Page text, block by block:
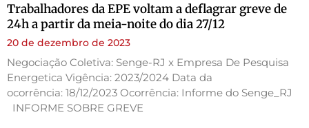
Trabalhadores da EPE voltam a deflagrar greve de
24h a partir da meia-noite do dia 27/12
20 de dezembro de 2023
Negociação Coletiva: Senge-RJ x Empresa De Pesquisa
Energetica Vigência: 2023/2024 Data da
ocorrência: 18/12/2023 Ocorrência: Informe do Senge_RJ
INFORME SOBRE GREVE